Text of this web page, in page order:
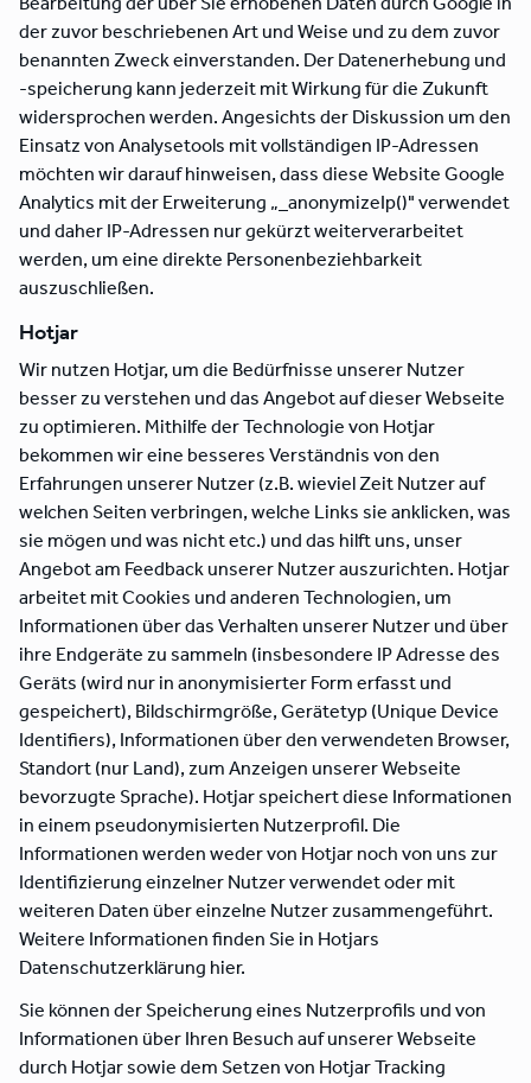
der zuvor beschriebenen Art und Weise und zu dem zuvor
benannten Zweck einverstanden. Der Datenerhebung und
-speicherung kann jederzeit mit Wirkung für die Zukunft
widersprochen werden. Angesichts der Diskussion um den
Einsatz von Analysetools mit vollständigen IP-Adressen
möchten wir darauf hinweisen, dass diese Website Google
Analytics mit der Erweiterung „_anonymizeIp()" verwendet
und daher IP-Adressen nur gekürzt weiterverarbeitet
werden, um eine direkte Personenbeziehbarkeit
auszuschließen.
Hotjar
Wir nutzen Hotjar, um die Bedürfnisse unserer Nutzer
besser zu verstehen und das Angebot auf dieser Webseite
zu optimieren. Mithilfe der Technologie von Hotjar
bekommen wir eine besseres Verständnis von den
Erfahrungen unserer Nutzer (z.B. wieviel Zeit Nutzer auf
welchen Seiten verbringen, welche Links sie anklicken, was
sie mögen und was nicht etc.) und das hilft uns, unser
Angebot am Feedback unserer Nutzer auszurichten. Hotjar
arbeitet mit Cookies und anderen Technologien, um
Informationen über das Verhalten unserer Nutzer und über
ihre Endgeräte zu sammeln (insbesondere IP Adresse des
Geräts (wird nur in anonymisierter Form erfasst und
gespeichert), Bildschirmgröße, Gerätetyp (Unique Device
Identifiers), Informationen über den verwendeten Browser,
Standort (nur Land), zum Anzeigen unserer Webseite
bevorzugte Sprache). Hotjar speichert diese Informationen
in einem pseudonymisierten Nutzerprofil. Die
Informationen werden weder von Hotjar noch von uns zur
Identifizierung einzelner Nutzer verwendet oder mit
weiteren Daten über einzelne Nutzer zusammengeführt.
Weitere Informationen finden Sie in Hotjars
Datenschutzerklärung hier.
Sie können der Speicherung eines Nutzerprofils und von
Informationen über Ihren Besuch auf unserer Webseite
durch Hotjar sowie dem Setzen von Hotjar Tracking